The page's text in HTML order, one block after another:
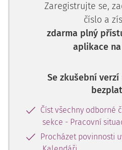
Zaregistrujte se,
číslo a
zdarma plný
aplikace
Se zkušební
Číst všechny odborné
sekce - Pracovní
Procházet povinnosti